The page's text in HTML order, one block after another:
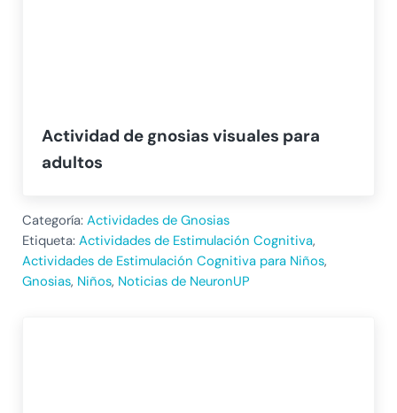
Actividad de gnosias visuales para
adultos
Categoría: Actividades de Gnosias
Etiqueta: Actividades de Estimulación Cognitiva,
Actividades de Estimulación Cognitiva para Niños,
Gnosias, Niños, Noticias de NeuronUP